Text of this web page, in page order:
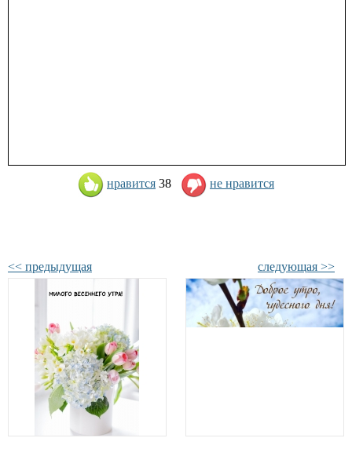
нравится 38 не нравится
<< предыдущая следующая >>